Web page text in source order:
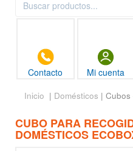
Contacto Mi cuenta
Inicio | Domésticos |
CUBO PARA
DOMÉSTICOS